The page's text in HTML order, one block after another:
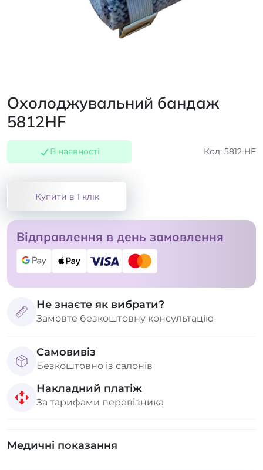
Охолоджувальний бандаж
5812HF
В наявності Код: 5812 HF
Купити в 1 клік
Відправлення в день замовлення
Не знаєте як вибрати?
Замовте безкоштовну консультацію
Самовивіз
Безкоштовно із салонів
Накладний платіж
За тарифами перевізника
Медичні показання